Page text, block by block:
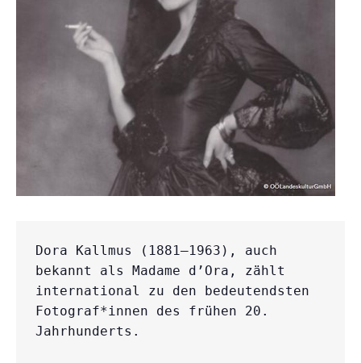
Dora Kallmus (1881–1963), auch
bekannt als Madame d’Ora, zählt
international zu den bedeutendsten
Fotograf*innen des frühen 20.
Jahrhunderts.